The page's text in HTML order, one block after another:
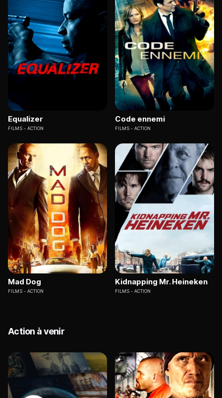
Equalizer
FILMS ACTION
Code ennemi
FILMS ACTION
Mad Dog
FILMS ACTION
Kidnapping Mr. Heineken
FILMS ACTION
Action à venir